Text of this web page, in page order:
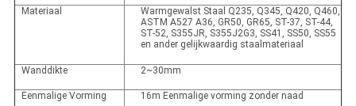
Materiaal
Warmgewalst Staal Q235, Q345, Q420, Q460,
ASTM A527 A36, GR50, GR65, ST-37, ST-44,
ST-52, S355JR, S355J2G3, SS41, SS50, SS55
en ander gelijkwaardig staalmateriaal
Wanddikte 2~30mm
Eenmalige Vorming
16m Eenmalige vorming zonder naad